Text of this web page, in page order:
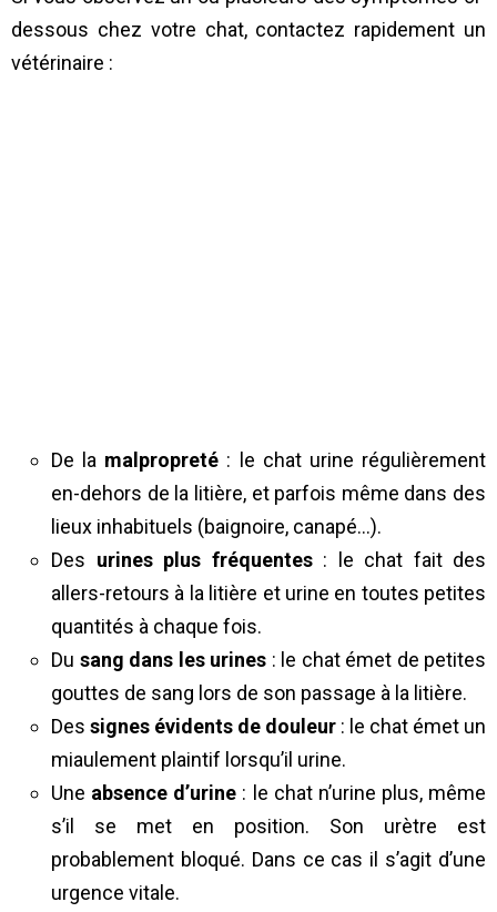
dessous chez votre chat, contactez rapidement un
vétérinaire :
De la malpropreté : le chat urine régulièrement
en-dehors de la litière, et parfois même dans des
lieux inhabituels (baignoire, canapé…).
Des urines plus fréquentes: le chat fait des
allers-retours à la litière et urine en toutes petites
quantités à chaque fois.
Du sang dans les urines : le chat émet de petites
gouttes de sang lors de son passage à la litière.
Des signes évidents de douleur : le chat émet un
miaulement plaintif lorsqu’il urine.
Une absence d’urine : le chat n’urine plus, même
s’il se met en position. Son urètre est
probablement bloqué. Dans ce cas il s’agit d’une
urgence vitale.